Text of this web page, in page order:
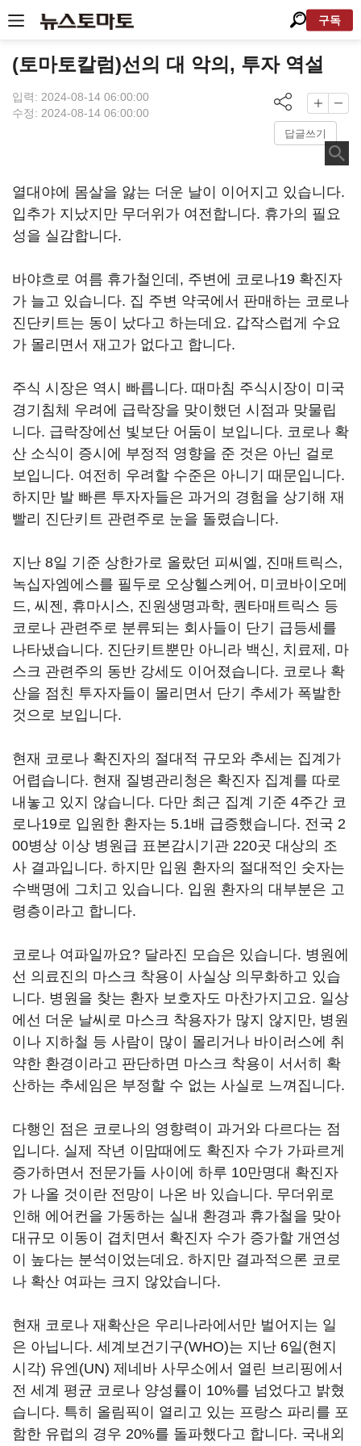
구독
(토마토칼럼)선의 대 악의, 투자 역설
입력: 2024-08-14 06:00:00
수정: 2024-08-14 06:00:00
답글쓰기
열대야에 몸살을 앓는 더운 날이 이어지고 있습니다.
입추가 지났지만 무더위가 여전합니다. 휴가의 필요
성을 실감합니다.
바야흐로 여름 휴가철인데, 주변에 코로나19 확진자
가 늘고 있습니다. 집 주변 약국에서 판매하는 코로나
진단키트는 동이 났다고 하는데요. 갑작스럽게 수요
가 몰리면서 재고가 없다고 합니다.
주식 시장은 역시 빠릅니다. 때마침 주식시장이 미국
경기침체 우려에 급락장을 맞이했던 시점과 맞물립
니다. 급락장에선 빛보단 어둠이 보입니다. 코로나 확
산 소식이 증시에 부정적 영향을 준 것은 아닌 걸로
보입니다. 여전히 우려할 수준은 아니기 때문입니다.
하지만 발 빠른 투자자들은 과거의 경험을 상기해 재
빨리 진단키트 관련주로 눈을 돌렸습니다.
지난 8일 기준 상한가로 올랐던 피씨엘, 진매트릭스,
녹십자엠에스를 필두로 오상헬스케어, 미코바이오메
드, 씨젠, 휴마시스, 진원생명과학, 퀀타매트릭스 등
코로나 관련주로 분류되는 회사들이 단기 급등세를
나타냈습니다. 진단키트뿐만 아니라 백신, 치료제, 마
스크 관련주의 동반 강세도 이어졌습니다. 코로나 확
산을 점친 투자자들이 몰리면서 단기 추세가 폭발한
것으로 보입니다.
현재 코로나 확진자의 절대적 규모와 추세는 집계가
어렵습니다. 현재 질병관리청은 확진자 집계를 따로
내놓고 있지 않습니다. 다만 최근 집계 기준 4주간 코
로나19로 입원한 환자는 5.1배 급증했습니다. 전국 2
00병상 이상 병원급 표본감시기관 220곳 대상의 조
사 결과입니다. 하지만 입원 환자의 절대적인 숫자는
수백명에 그치고 있습니다. 입원 환자의 대부분은 고
령층이라고 합니다.
코로나 여파일까요? 달라진 모습은 있습니다. 병원에
선 의료진의 마스크 착용이 사실상 의무화하고 있습
니다. 병원을 찾는 환자 보호자도 마찬가지고요. 일상
에선 더운 날씨로 마스크 착용자가 많지 않지만, 병원
이나 지하철 등 사람이 많이 몰리거나 바이러스에 취
약한 환경이라고 판단하면 마스크 착용이 서서히 확
산하는 추세임은 부정할 수 없는 사실로 느껴집니다.
다행인 점은 코로나의 영향력이 과거와 다르다는 점
입니다. 실제 작년 이맘때에도 확진자 수가 가파르게
증가하면서 전문가들 사이에 하루 10만명대 확진자
가 나올 것이란 전망이 나온 바 있습니다. 무더위로
인해 에어컨을 가동하는 실내 환경과 휴가철을 맞아
대규모 이동이 겹치면서 확진자 수가 증가할 개연성
이 높다는 분석이었는데요. 하지만 결과적으론 코로
나 확산 여파는 크지 않았습니다.
현재 코로나 재확산은 우리나라에서만 벌어지는 일
은 아닙니다. 세계보건기구(WHO)는 지난 6일(현지
시각) 유엔(UN) 제네바 사무소에서 열린 브리핑에서
전 세계 평균 코로나 양성률이 10%를 넘었다고 밝혔
습니다. 특히 올림픽이 열리고 있는 프랑스 파리를 포
함한 유럽의 경우 20%를 돌파했다고 합니다. 국내외